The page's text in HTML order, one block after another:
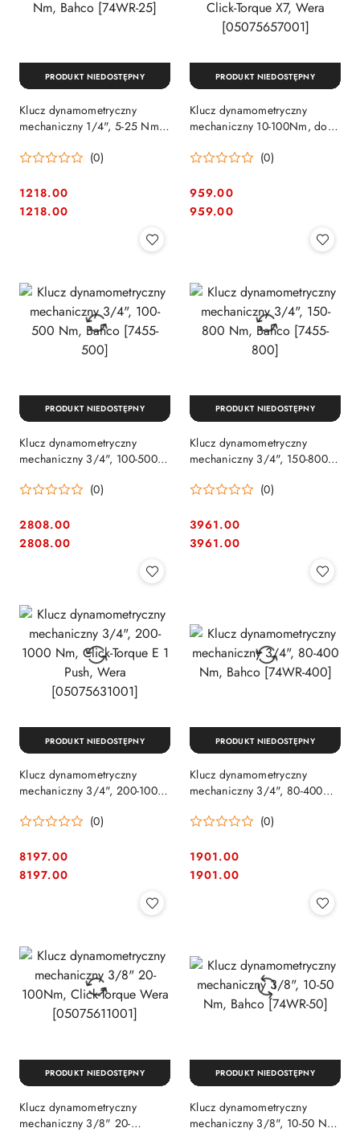
Klucz dynamometryczny
mechaniczny 1/4", 5-25 Nm,
(0)
Cena:
1218.00
Cena:
1218.00
PRODUKT NIEDOSTĘPNY
Klucz dynamometryczny
mechaniczny 10-100Nm, do
Torque X7, Wera
(0)
Cena:
959.00
Cena:
959.00
PRODUKT NIEDOSTĘPNY
Klucz dynamometryczny
mechaniczny 3/4", 100-500
(0)
Cena:
2808.00
Cena:
2808.00
PRODUKT NIEDOSTĘPNY
Klucz dynamometryczny
mechaniczny 3/4", 150-800
(0)
Cena:
3961.00
Cena:
3961.00
PRODUKT NIEDOSTĘPNY
Klucz dynamometryczny
mechaniczny 3/4", 200-1000
Wera [05075631001]
(0)
Cena:
8197.00
Cena:
8197.00
PRODUKT NIEDOSTĘPNY
Klucz dynamometryczny
mechaniczny 3/4", 80-400
(0)
Cena:
1901.00
Cena:
1901.00
PRODUKT NIEDOSTĘPNY
Klucz dynamometryczny
mechaniczny 3/8" 20-
PRODUKT NIEDOSTĘPNY
Klucz dynamometryczny
mechaniczny 3/8", 10-50 Nm,
PRODUKT NIEDOSTĘPNY